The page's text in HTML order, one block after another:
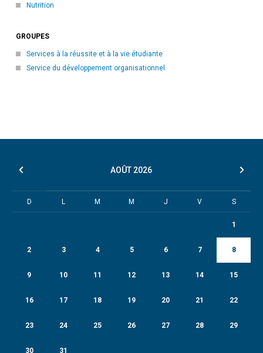
Nutrition
GROUPES
Services à la réussite et à la vie étudiante
Service du développement organisationnel
AOÛT 2026
D L M M J V S
1
2 3 4 5 6 7 8
9 10 11 12 13 14 15
16 17 18 19 20 21 22
23 24 25 26 27 28 29
30 31